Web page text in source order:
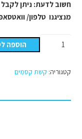
חשוב לדעת: ניתן
מנציגנו טלפון/ וואטסאפ: 050-
כמות
הקסמים
מספר
הוספה
קטגוריה: קשת קסמים